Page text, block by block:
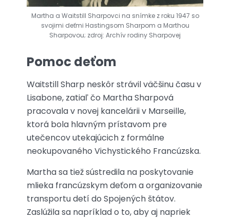
Martha a Waitstill Sharpovci na snímke z roku 1947 so
svojimi deťmi Hastingsom Sharpom a Marthou
Sharpovou; zdroj: Archív rodiny Sharpovej
Pomoc deťom
Waitstill Sharp neskôr strávil väčšinu času v
Lisabone, zatiaľ čo Martha Sharpová
pracovala v novej kancelárii v Marseille,
ktorá bola hlavným prístavom pre
utečencov utekajúcich z formálne
neokupovaného Vichystického Francúzska.
Martha sa tiež sústredila na poskytovanie
mlieka francúzskym deťom a organizovanie
transportu detí do Spojených štátov.
Zaslúžila sa napríklad o to, aby aj napriek